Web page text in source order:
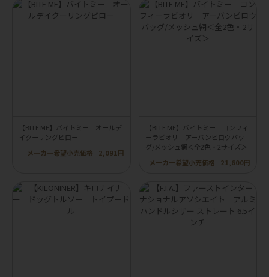
【BITE ME】バイトミー オールデ
イクーリングピロー
メーカー希望小売価格
2,091円
【BITE ME】バイトミー コンフィ
ーラビオリ アーバンピロウバッ
グ/メッシュ網＜全2色・2サイズ＞
メーカー希望小売価格
21,600円